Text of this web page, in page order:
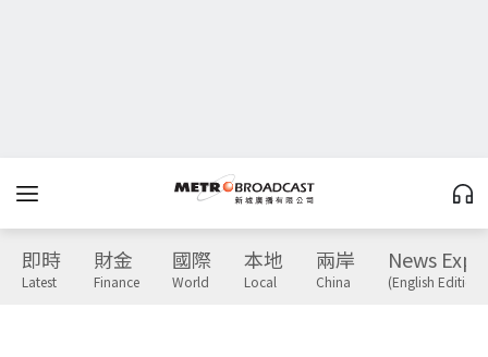
即時
Latest
財金
Finance
國際
World
本地
Local
兩岸
China
News
(English Edition)